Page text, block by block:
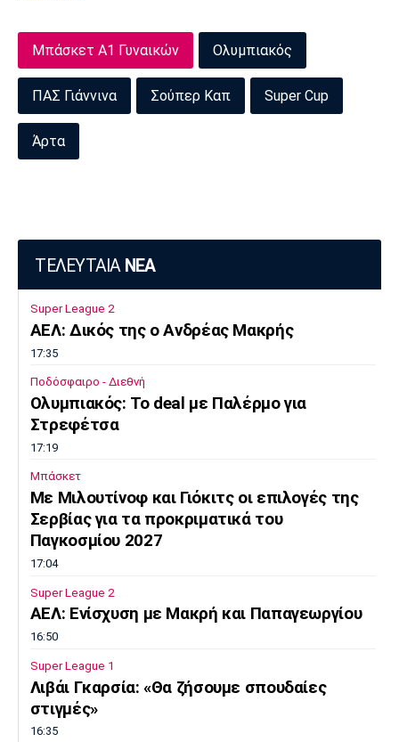
Μπάσκετ Α1 Γυναικών Ολυμπιακός
ΠΑΣ Γιάννινα Σούπερ Καπ Super Cup
Άρτα
ΤΕΛΕΥΤΑΙΑ ΝΕΑ
Super League 2
AEΛ: Δικός της ο Ανδρέας Μακρής
17:35
Ποδόσφαιρο - Διεθνή
Ολυμπιακός: Το deal με Παλέρμο για
Στρεφέτσα
17:19
Μπάσκετ
Mε Μιλουτίνοφ και Γιόκιτς οι επιλογές της
Σερβίας για τα προκριματικά του
Παγκοσμίου 2027
17:04
Super League 2
AEΛ: Ενίσχυση με Μακρή και Παπαγεωργίου
16:50
Super League 1
Λιβάι Γκαρσία: «Θα ζήσουμε σπουδαίες
στιγμές»
16:35